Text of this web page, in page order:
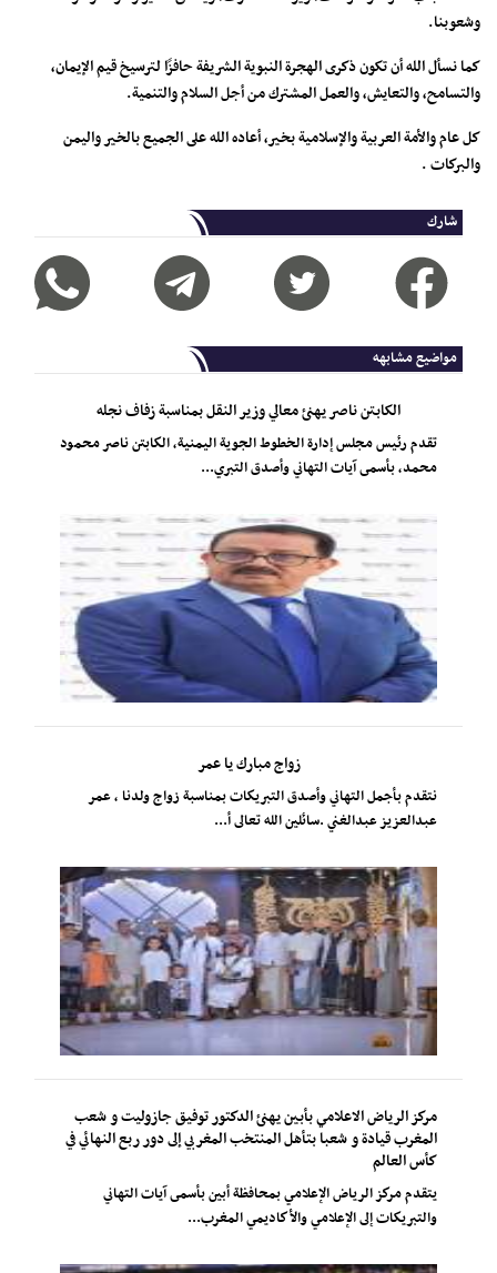
وشعوبنا.
كما نسأل الله أن تكون ذكرى الهجرة النبوية الشريفة حافزًا لترسيخ قيم الإيمان،
والتسامح، والتعايش، والعمل المشترك من أجل السلام والتنمية.
كل عام والأمة العربية والإسلامية بخير، أعاده الله على الجميع بالخير واليمن
والبركات .
شارك
مواضيع مشابهه
الكابتن ناصر يهنئ معالي وزير النقل بمناسبة زفاف نجله
تقدم رئيس مجلس إدارة الخطوط الجوية اليمنية، الكابتن ناصر محمود
محمد، بأسمى آيات التهاني وأصدق التبري...
زواج مبارك يا عمر
نتقدم بأجمل التهاني وأصدق التبريكات بمناسبة زواج ولدنا ، عمر
عبدالعزيز عبدالغني .سائلين الله تعالى أ...
مركز الرياض الاعلامي بأبين يهنئ الدكتور توفيق جازوليت و شعب
المغرب قيادة و شعبا بتأهل المنتخب المغربي إلى دور ربع النهائي في
كأس العالم
يتقدم مركز الرياض الإعلامي بمحافظة أبين بأسمى آيات التهاني
والتبريكات إلى الإعلامي والأكاديمي المغرب...